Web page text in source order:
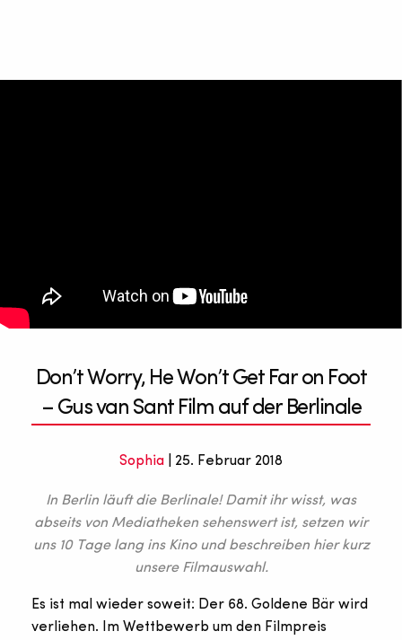
Don’t Worry, He Won’t Get Far on Foot
– Gus van Sant Film auf der Berlinale
Sophia | 25. Februar 2018
In Berlin läuft die Berlinale! Damit ihr wisst, was
abseits von Mediatheken sehenswert ist, setzen wir
uns 10 Tage lang ins Kino und beschreiben hier kurz
unsere Filmauswahl.
Es ist mal wieder soweit: Der 68. Goldene Bär wird
verliehen. Im Wettbewerb um den Filmpreis